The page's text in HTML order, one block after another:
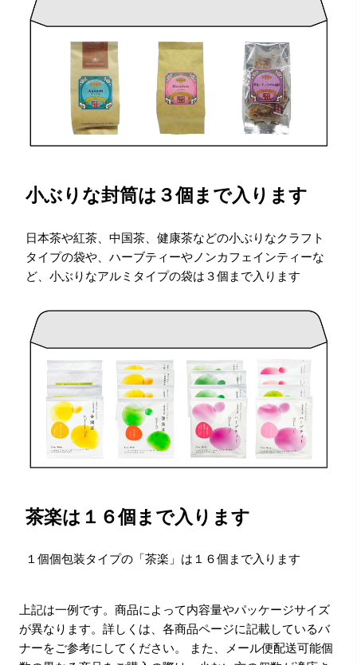
小ぶりな封筒は３個まで入ります
日本茶や紅茶、中国茶、健康茶などの小ぶりなクラフト
タイプの袋や、ハーブティーやノンカフェインティーな
ど、小ぶりなアルミタイプの袋は３個まで入ります
茶楽は１６個まで入ります
１個個包装タイプの「茶楽」は１６個まで入ります
上記は一例です。商品によって内容量やパッケージサイズ
が異なります。詳しくは、各商品ページに記載しているバ
ナーをご参考にしてください。 また、メール便配送可能個